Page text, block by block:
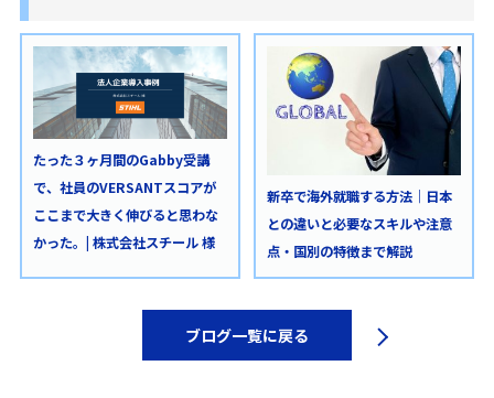
たった３ヶ月間のGabby受講
で、社員のVERSANTスコアが
ここまで大きく伸びると思わな
かった。| 株式会社スチール 様
新卒で海外就職する方法｜日本
との違いと必要なスキルや注意
点・国別の特徴まで解説
ブログ一覧に戻る